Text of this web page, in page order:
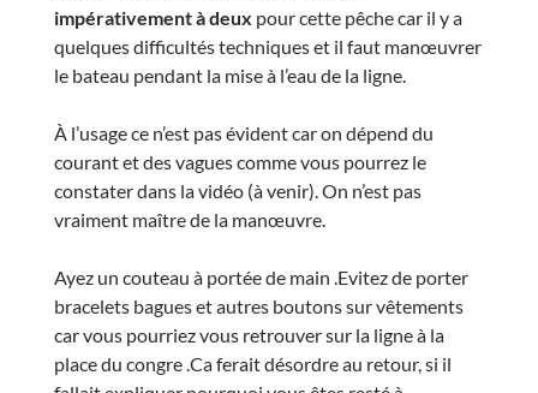
impérativement à deux pour cette pêche car il y a
quelques difficultés techniques et il faut manœuvrer
le bateau pendant la mise à l’eau de la ligne.
À l’usage ce n’est pas évident car on dépend du
courant et des vagues comme vous pourrez le
constater dans la vidéo (à venir). On n’est pas
vraiment maître de la manœuvre.
Ayez un couteau à portée de main .Evitez de porter
bracelets bagues et autres boutons sur vêtements
car vous pourriez vous retrouver sur la ligne à la
place du congre .Ca ferait désordre au retour, si il